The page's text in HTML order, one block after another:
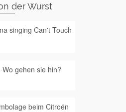
der Wurst
singing Can't Touch
gehen sie hin?
beim Citroën